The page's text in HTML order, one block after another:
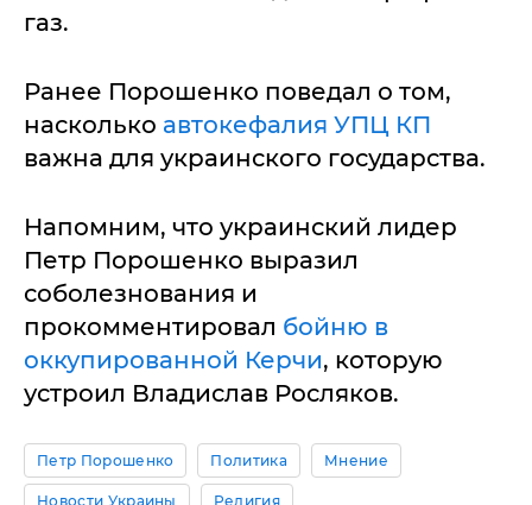
газ.
Ранее Порошенко поведал о том,
насколько автокефалия УПЦ КП
важна для украинского государства.
Напомним, что украинский лидер
Петр Порошенко выразил
соболезнования и
прокомментировал бойню в
оккупированной Керчи, которую
устроил Владислав Росляков.
Петр Порошенко Политика Мнение
Новости Украины Религия